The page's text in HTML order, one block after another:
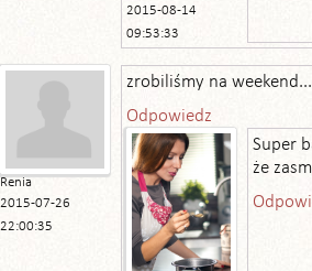
2015-08-14
09:53:33
Renia
2015-07-26
22:00:35
zrobiliśmy na
Odpowiedz
Super
że